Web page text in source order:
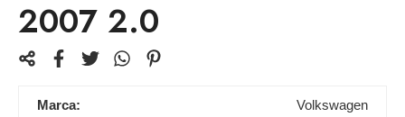
2007 2.0
Marca: Volkswagen